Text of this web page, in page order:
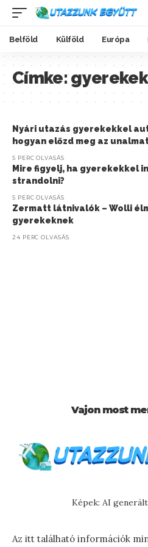
Belföld Külföld Európa
Címke:gyerekek
Nyári utazás gyerekekkel
hogyan előzd meg az
5 PERC OLVASÁS
Mire figyelj, ha gyerekekkel
strandolni?
5 PERC OLVASÁS
Zermatt látnivalók – Wolli
gyerekeknek
24 PERC OLVASÁS
Vajon most
Képek: AI
Az itt található információk